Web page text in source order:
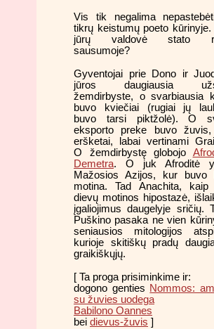
Vis tik negalima
tikrų keistumų poeto kūrinyje.
jūrų valdovė stato
sausumoje?
Gyventojai prie Dono ir
jūros daugiausia
žemdirbyste, o svarbiausia
buvo kviečiai (rugiai jų
buvo tarsi piktžolė). O
eksporto preke buvo
eršketai, labai vertinami
O žemdirbystę globojo
Demetra. O juk Afroditė
Mažosios Azijos, kur buvo
motina. Tad Anachita, kaip
dievų motinos hipostazė,
įgaliojimus daugelyje sričių.
Puškino pasaka ne vien
seniausios mitologijos
kurioje skitiškų pradų
graikiškųjų.
[ Ta proga prisiminkime ir:
dogono genties Nommos:
su žuvies uodega
Babilono Oannes
bei dievus-žuvis ]